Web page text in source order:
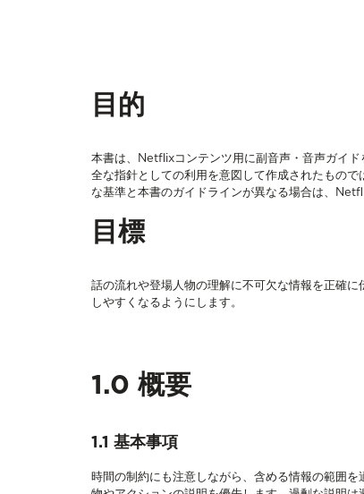
目的
本書は、Netflixコンテンツ用に副音声・音声ガイ
全な指針としての利用を意図して作成されたもので
な基準と本書のガイドラインが異なる場合は、
目標
話の流れや登場人物の理解に不可欠な情報を正確
しやすくなるようにします。
1.0 概要
1.1 基本事項
時間の制約にも注意しながら、含める情報の範囲